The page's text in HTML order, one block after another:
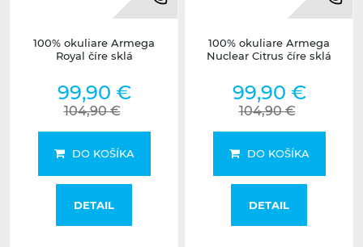
100% okuliare Armega
Royal číre sklá
99,90 €
104,90 €
DO KOŠÍKA
DETAIL
100% okuliare Armega
Nuclear Citrus číre sklá
99,90 €
104,90 €
DO KOŠÍKA
DETAIL